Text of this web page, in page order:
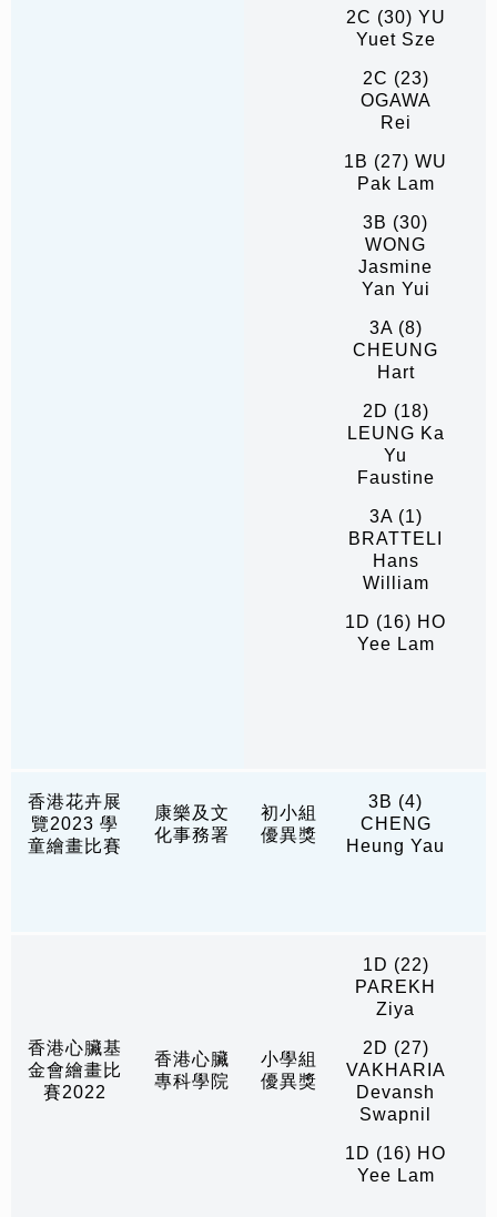
2C (30) YU
Yuet Sze
2C (23)
OGAWA
Rei
1B (27) WU
Pak Lam
3B (30)
WONG
Jasmine
Yan Yui
3A (8)
CHEUNG
Hart
2D (18)
LEUNG Ka
Yu
Faustine
3A (1)
BRATTELI
Hans
William
1D (16) HO
Yee Lam
香港花卉展
覽2023 學
童繪畫比賽
康樂及文
化事務署
初小組
優異獎
3B (4)
CHENG
Heung Yau
香港心臟基
金會繪畫比
賽2022
香港心臟
專科學院
小學組
優異獎
1D (22)
PAREKH
Ziya
2D (27)
VAKHARIA
Devansh
Swapnil
1D (16) HO
Yee Lam